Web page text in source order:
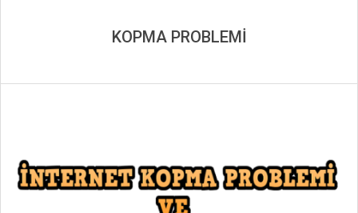
KOPMA PROBLEMİ